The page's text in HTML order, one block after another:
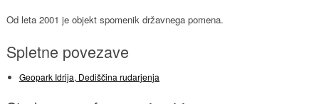
Od leta 2001 je objekt spomenik državnega pomena.
Spletne povezave
Geopark Idrija, Dediščina rudarjenja